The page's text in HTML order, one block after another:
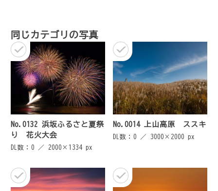
ー
シ
同じカテゴリの写真
No.0132 浜坂ふるさと夏祭
り 花火大会
DL数：0 ／ 2000×1334 px
No.0014 上山高原 ススキ
DL数：0 ／ 3000×2000 px